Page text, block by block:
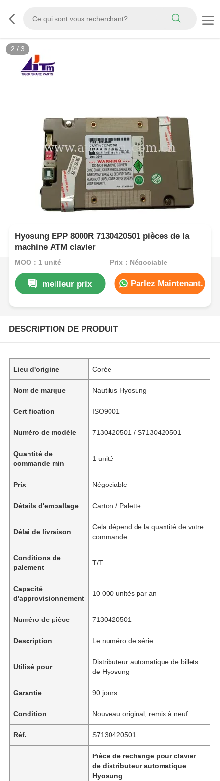
2 / 3
Hyosung EPP 8000R 7130420501 pièces de la
machine ATM clavier
MOQ：1 unité Prix：Négociable
meilleur prix Parlez Maintenant.
DESCRIPTION DE PRODUIT
Lieu d'origine Corée
Nom de marque Nautilus Hyosung
Certification ISO9001
Numéro de modèle 7130420501 / S7130420501
Quantité de
commande min
1 unité
Prix Négociable
Détails d'emballage Carton / Palette
Délai de livraison
Cela dépend de la quantité de votre
commande
Conditions de
paiement
T/T
Capacité
d'approvisionnement
10 000 unités par an
Numéro de pièce 7130420501
Description Le numéro de série
Utilisé pour
Distributeur automatique de billets
de Hyosung
Garantie 90 jours
Condition Nouveau original, remis à neuf
Réf. S7130420501
Pièce de rechange pour clavier
de distributeur automatique
Hyosung